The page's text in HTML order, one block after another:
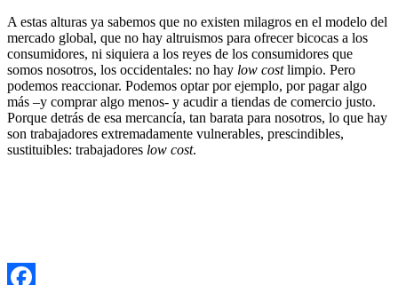
A estas alturas ya sabemos que no existen milagros en el modelo del
mercado global, que no hay altruismos para ofrecer bicocas a los
consumidores, ni siquiera a los reyes de los consumidores que
somos nosotros, los occidentales: no hay low costlimpio. Pero
podemos reaccionar. Podemos optar por ejemplo, por pagar algo
más –y comprar algo menos- y acudir a tiendas de comercio justo.
Porque detrás de esa mercancía, tan barata para nosotros, lo que hay
son trabajadores extremadamente vulnerables, prescindibles,
sustituibles: trabajadores low cost.